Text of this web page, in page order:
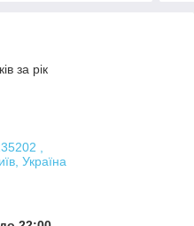
за рік
,
Україна